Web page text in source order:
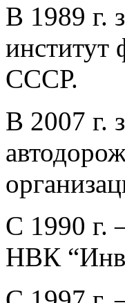
В 1989 г.
институт
СССР.
В 2007 г.
С 1990 г.
НВК